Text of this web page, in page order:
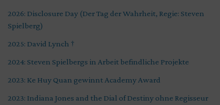
2026: Disclosure Day (Der Tag der Wahrheit, Regie: Steven
Spielberg)
2025: David Lynch †
2024: Steven Spielbergs in Arbeit befindliche Projekte
2023: Ke Huy Quan gewinnt Academy Award
2023: Indiana Jones and the Dial of Destiny ohne Regisseur